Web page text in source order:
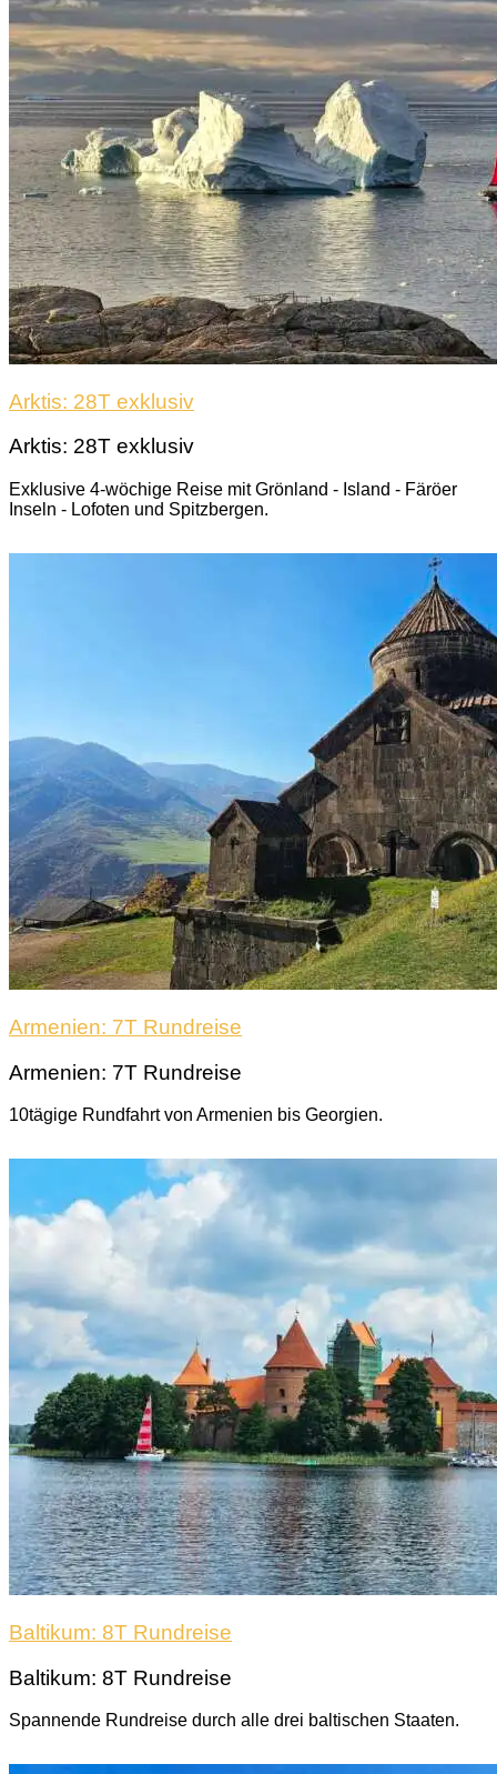
Arktis: 28T exklusiv
Arktis: 28T exklusiv
Exklusive 4-wöchige Reise mit Grönland - Island - Färöer
Inseln - Lofoten und Spitzbergen.
Armenien: 7T Rundreise
Armenien: 7T Rundreise
10tägige Rundfahrt von Armenien bis Georgien.
Baltikum: 8T Rundreise
Baltikum: 8T Rundreise
Spannende Rundreise durch alle drei baltischen Staaten.